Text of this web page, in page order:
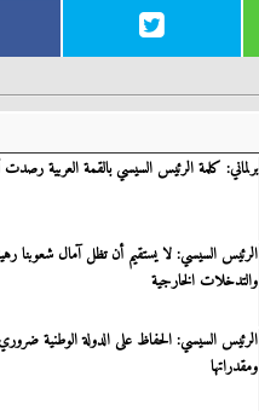
برلماني: كلمة الرئيس السيسي بالقمة العربية
الرئيس السيسي: لا يستقيم أن تظل آمال شعوبنا
والتدخلات الخارجية
الرئيس السيسي: الحفاظ على الدولة الوطنية
ومقدراتها